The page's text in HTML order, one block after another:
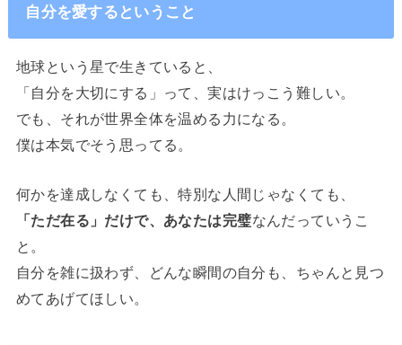
自分を愛するということ
地球という星で生きていると、
「自分を大切にする」って、実はけっこう難しい。
でも、それが世界全体を温める力になる。
僕は本気でそう思ってる。
何かを達成しなくても、特別な人間じゃなくても、
「ただ在る」だけで、あなたは完璧なんだっていうこ
と。
自分を雑に扱わず、どんな瞬間の自分も、ちゃんと見つ
めてあげてほしい。